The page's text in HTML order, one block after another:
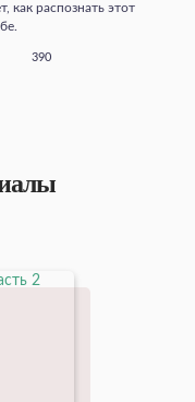
как распознать этот
390